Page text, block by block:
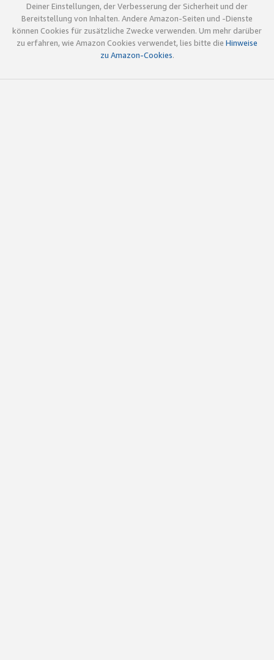
Deiner Einstellungen, der Verbesserung der Sicherheit und der
Bereitstellung von Inhalten. Andere Amazon-Seiten und -Dienste
können Cookies für zusätzliche Zwecke verwenden. Um mehr darüber
zu erfahren, wie Amazon Cookies verwendet, lies bitte die Hinweise
zu Amazon-Cookies.